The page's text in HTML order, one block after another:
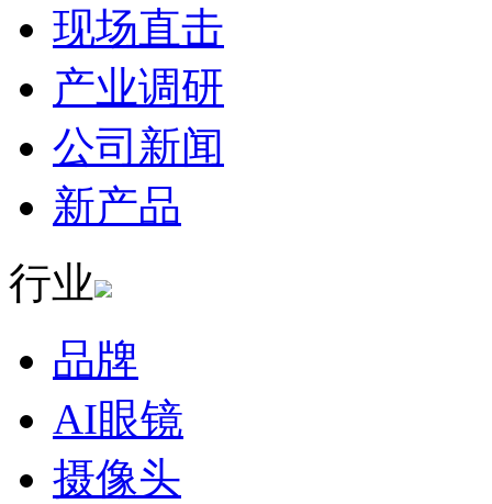
现场直击
产业调研
公司新闻
新产品
行业
品牌
AI眼镜
摄像头